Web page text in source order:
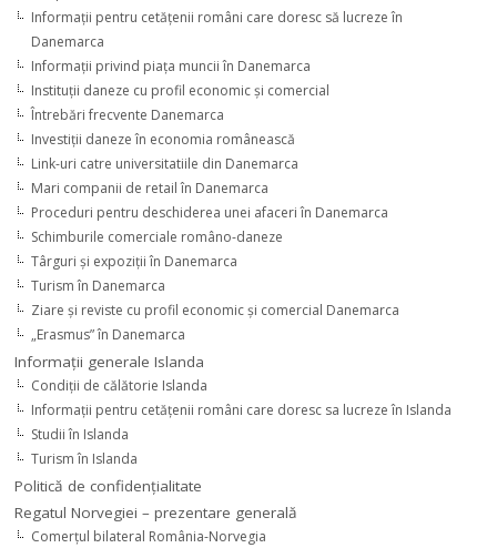
Informaţii pentru cetăţenii români care doresc să lucreze în
Danemarca
Informaţii privind piaţa muncii în Danemarca
Instituţii daneze cu profil economic şi comercial
Întrebări frecvente Danemarca
Investiţii daneze în economia românească
Link-uri catre universitatiile din Danemarca
Mari companii de retail în Danemarca
Proceduri pentru deschiderea unei afaceri în Danemarca
Schimburile comerciale româno-daneze
Târguri şi expoziţii în Danemarca
Turism în Danemarca
Ziare şi reviste cu profil economic şi comercial Danemarca
„Erasmus” în Danemarca
Informaţii generale Islanda
Condiţii de călătorie Islanda
Informaţii pentru cetăţenii români care doresc sa lucreze în Islanda
Studii în Islanda
Turism în Islanda
Politică de confidențialitate
Regatul Norvegiei – prezentare generală
Comerţul bilateral România-Norvegia